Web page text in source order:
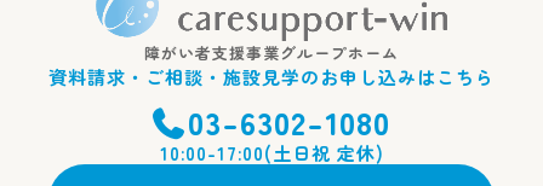
障がい者支援事業グループホーム
資料請求・ご相談・施設見学のお申し込みはこちら
03-6302-1080
10:00-17:00(土日祝 定休)